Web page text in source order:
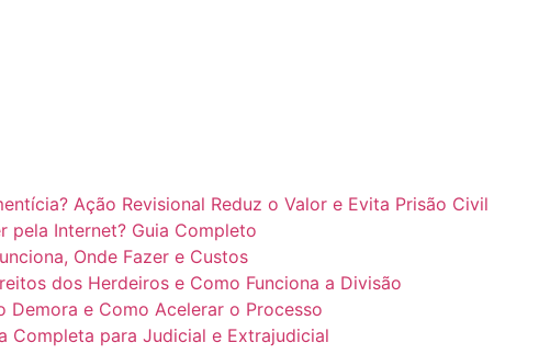
Ação Revisional Reduz o Valor e Evita Prisão Civil
pela Internet? Guia Completo
Onde Fazer e Custos
dos Herdeiros e Como Funciona a Divisão
Demora e Como Acelerar o Processo
Completa para Judicial e Extrajudicial